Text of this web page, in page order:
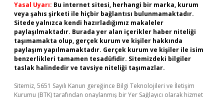
Yasal Uyarı: Bu internet sitesi, herhangi bir marka, kurum
veya şahıs şirketi ile hiçbir bağlantısı bulunmamaktadır.
Sitede yalnızca kendi hazırladığımız makaleler
paylaşılmaktadır. Burada yer alan içerikler haber niteliği
taşımamakta olup, gerçek kurum ve kişiler hakkında
paylaşım yapılmamaktadır. Gerçek kurum ve kişiler ile isim
benzerlikleri tamamen tesadüfidir. Sitemizdeki bilgiler
taslak halindedir ve tavsiye niteliği taşımazlar.
Sitemiz, 5651 Sayılı Kanun gereğince Bilgi Teknolojileri ve İletişim
Kurumu (BTK) tarafından onaylanmış bir Yer Sağlayıcı olarak hizmet